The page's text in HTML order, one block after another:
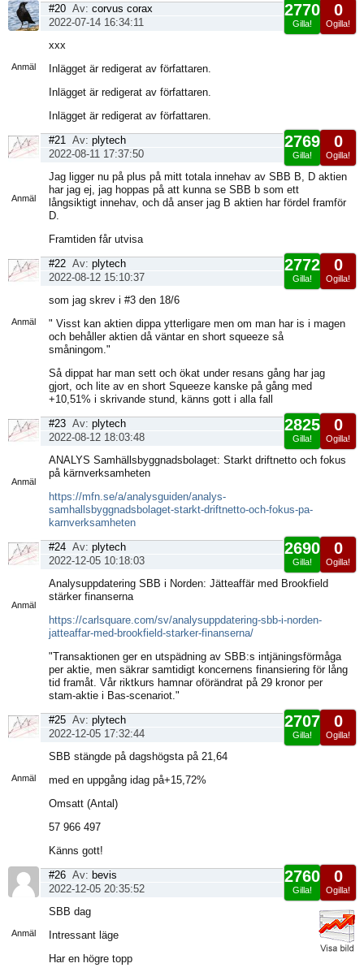
Anmäl
0
Ogilla!
2770
Gilla!
#20 Av: corvus corax
2022-07-14 16:34:11
xxx
Inlägget är redigerat av författaren.
Inlägget är redigerat av författaren.
Inlägget är redigerat av författaren.
Anmäl
0
Ogilla!
2769
Gilla!
#21 Av: plytech
2022-08-11 17:37:50
Jag ligger nu på plus på mitt totala innehav av SBB B, D aktien
har jag ej, jag hoppas på att kunna se SBB b som ett
långsiktigt innehav, och då anser jag B aktien har fördel framför
D.
Framtiden får utvisa
Anmäl
0
Ogilla!
2772
Gilla!
#22 Av: plytech
2022-08-12 15:10:37
som jag skrev i #3 den 18/6
" Visst kan aktien dippa ytterligare men om man har is i magen
och behåller aktien då väntar en short squeeze så
småningom."
Så dippat har man sett och ökat under resans gång har jag
gjort, och lite av en short Squeeze kanske på gång med
+10,51% i skrivande stund, känns gott i alla fall
Anmäl
0
Ogilla!
2825
Gilla!
#23 Av: plytech
2022-08-12 18:03:48
ANALYS Samhällsbyggnadsbolaget: Starkt driftnetto och fokus
på kärnverksamheten
https://mfn.se/a/analysguiden/analys-
samhallsbyggnadsbolaget-starkt-driftnetto-och-fokus-pa-
karnverksamheten
Anmäl
0
Ogilla!
2690
Gilla!
#24 Av: plytech
2022-12-05 10:18:03
Analysuppdatering SBB i Norden: Jätteaffär med Brookfield
stärker finanserna
https://carlsquare.com/sv/analysuppdatering-sbb-i-norden-
jatteaffar-med-brookfield-starker-finanserna/
"Transaktionen ger en utspädning av SBB:s intjäningsförmåga
per aktie, men säkrar samtidigt koncernens finansiering för lång
tid framåt. Vår riktkurs hamnar oförändrat på 29 kronor per
stam-aktie i Bas-scenariot."
Anmäl
0
Ogilla!
2707
Gilla!
#25 Av: plytech
2022-12-05 17:32:44
SBB stängde på dagshögsta på 21,64
med en uppgång idag på+15,72%
Omsatt (Antal)
57 966 497
Känns gott!
Anmäl
0
Ogilla!
2760
Gilla!
#26 Av: bevis
2022-12-05 20:35:52
SBB dag
Intressant läge
Har en högre topp